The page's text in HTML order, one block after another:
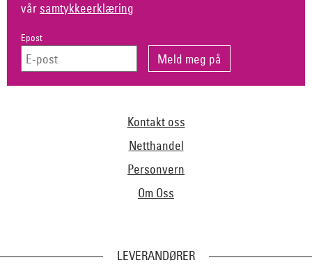
vår samtykkeerklæring
Epost
Kontakt oss
Netthandel
Personvern
Om Oss
LEVERANDØRER